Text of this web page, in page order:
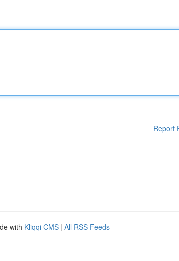
Report
with Kliqqi CMS | All RSS Feeds